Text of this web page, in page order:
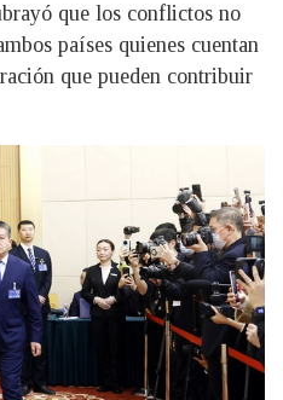
que los conflictos no
países quienes cuentan
que pueden contribuir